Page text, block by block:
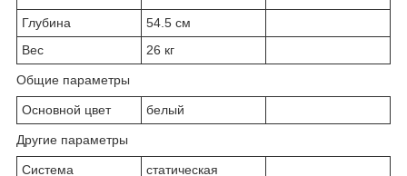
Глубина
54.5 см
Вес
26 кг
Общие параметры
Основной цвет белый
Другие параметры
Система
статическая